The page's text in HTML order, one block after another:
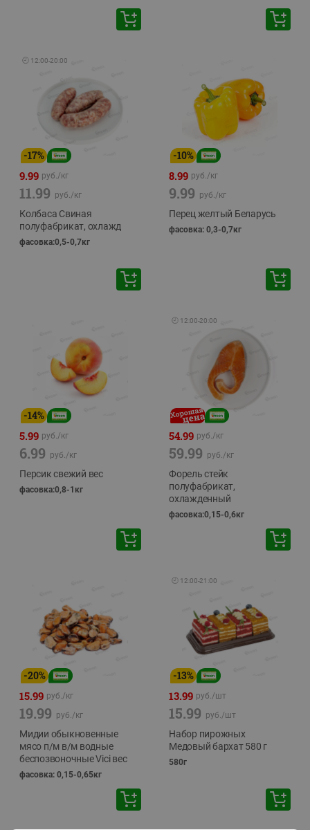
🕘 12:00-20:00
-17%
9.99 руб./кг
11.99 руб./кг
Колбаса Свиная
полуфабрикат, охлажд
фасовка:0,5-0,7кг
-10%
8.99 руб./кг
9.99 руб./кг
Перец желтый Беларусь
фасовка: 0,3-0,7кг
-14%
5.99 руб./кг
6.99 руб./кг
Персик свежий вес
фасовка:0,8-1кг
🕘 12:00-20:00
54.99 руб./кг
59.99 руб./кг
Форель стейк
полуфабрикат,
охлажденный
фасовка:0,15-0,6кг
-20%
15.99 руб./кг
19.99 руб./кг
Мидии обыкновенные
мясо п/м в/м водные
беспозвоночные Vici вес
фасовка: 0,15-0,65кг
🕘 12:00-21:00
-13%
13.99 руб./шт
15.99 руб./шт
Набор пирожных
Медовый бархат 580 г
580г